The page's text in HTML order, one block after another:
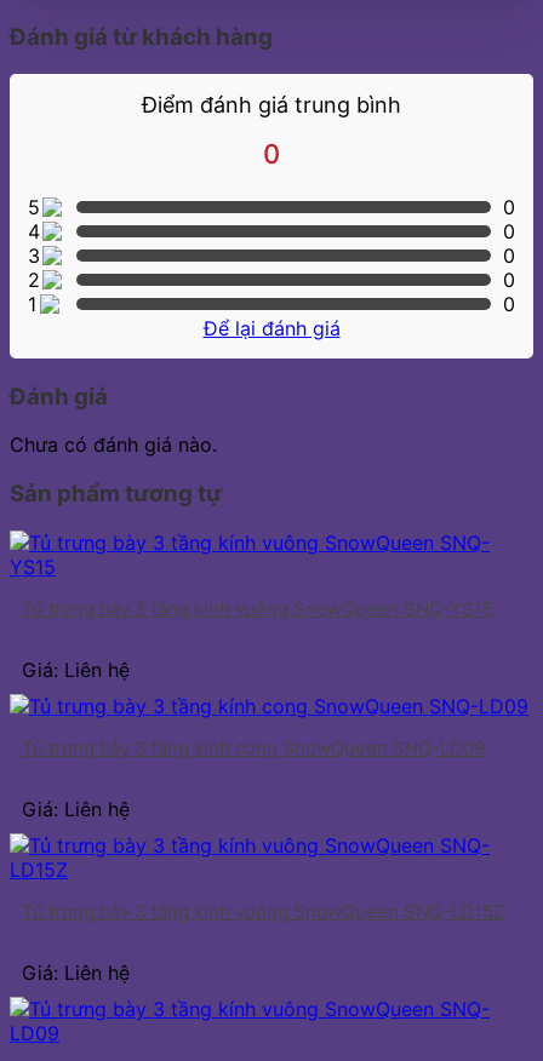
Đánh giá từ khách hàng
Điểm đánh giá trung bình
0
5
0
4
0
3
0
2
0
1
0
Để lại đánh giá
Đánh giá
Chưa có đánh giá nào.
Sản phẩm tương tự
Tủ trưng bày 3 tầng kính vuông SnowQueen SNQ-YS15
Giá: Liên hệ
Tủ trưng bày 3 tầng kính cong SnowQueen SNQ-LD09
Giá: Liên hệ
Tủ trưng bày 3 tầng kính vuông SnowQueen SNQ-LD15Z
Giá: Liên hệ